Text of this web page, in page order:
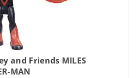
and Friends MILES
MAN